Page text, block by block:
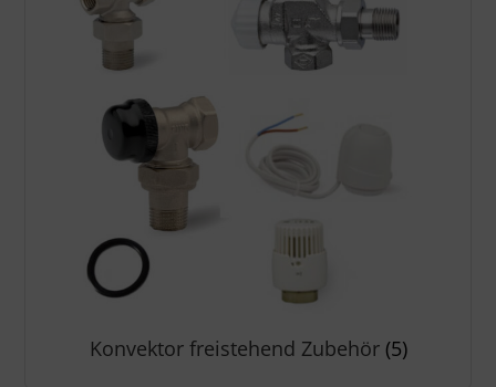
Konvektor freistehend Zubehör (5)